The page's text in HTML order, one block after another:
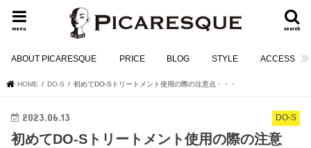
search
menu
ABOUT PICARESQUE PRICE BLOG STYLE ACCESS
HOME DO-S 初めてDO-Sトリートメント使用の際の注意点・・・
DO-S
2023.06.13
初めてDO-Sトリートメント使用の際の注意